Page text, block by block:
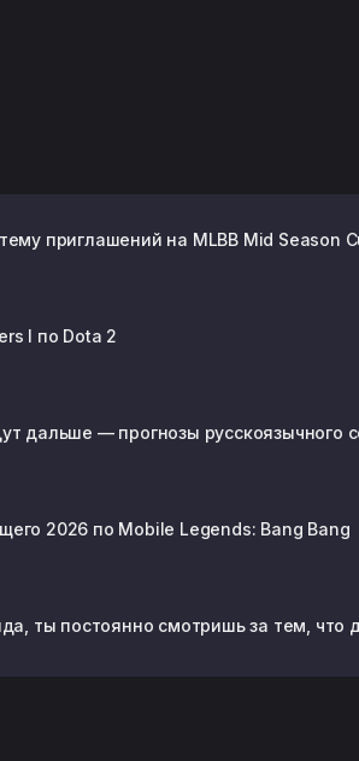
приглашений на MLBB Mid Season
I по Dota 2
дальше — прогнозы
2026 по Mobile Legends: Bang Bang
ты постоянно смотришь за тем, что